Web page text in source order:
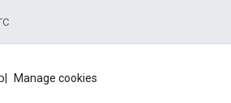
Manage cookies